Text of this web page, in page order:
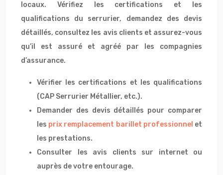
locaux. Vérifiez les certifications et les
qualifications du serrurier, demandez des devis
détaillés, consultez les avis clients et assurez-vous
qu’il est assuré et agréé par les compagnies
d’assurance.
Vérifier les certifications et les qualifications
(CAP Serrurier Métallier, etc.).
Demander des devis détaillés pour comparer
les prix remplacement barillet professionnel et
les prestations.
Consulter les avis clients sur internet ou
auprès de votre entourage.